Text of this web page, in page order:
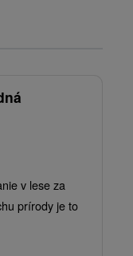
v lese za
prírody je to